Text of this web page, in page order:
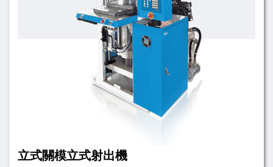
立式關模立式射出機